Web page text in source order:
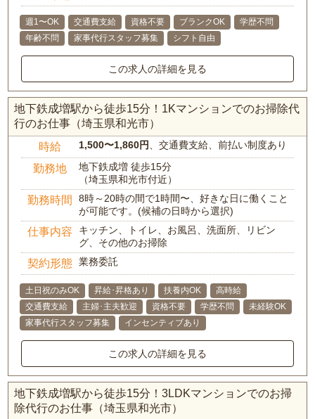
週1〜OK 交通費支給 資格不要 ブランクOK
学歴不問
年齢不問
家事代行スタッフ募集 シフト自由
この求人の詳細を見る
地下鉄成増駅から徒歩15分！1Kマンションでのお掃除代
行のお仕事（埼玉県和光市）
時給 1,500〜1,860円 、交通費支給、前払い制度あり
勤務地
地下鉄成増 徒歩15分
（埼玉県和光市付近）
勤務時間
8時～20時の間で1時間〜、好きな日に働くこと
が可能です。(候補の日時から選択)
仕事内容
キッチン、トイレ、お風呂、洗面所、リビン
グ、その他のお掃除
契約形態 業務委託
土日祝のみOK 昇給･昇格あり 扶養内OK
高時給
交通費支給
主婦･主夫歓迎 資格不要 学歴不問
未経験OK
家事代行スタッフ募集
インセンティブあり
この求人の詳細を見る
地下鉄成増駅から徒歩15分！3LDKマンションでのお掃
除代行のお仕事（埼玉県和光市）